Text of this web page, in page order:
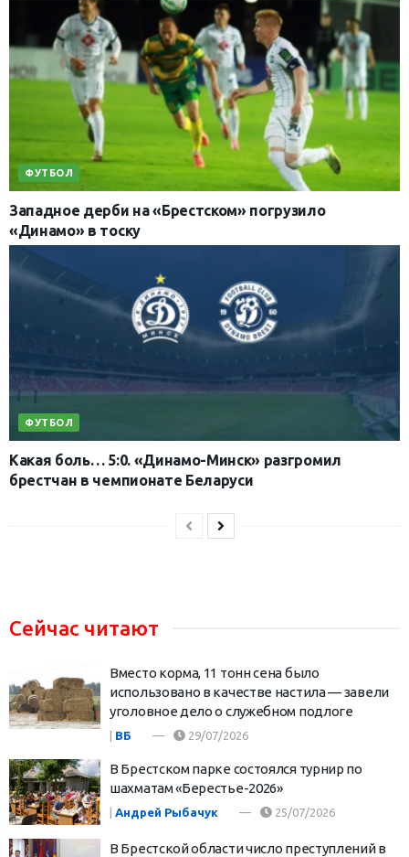
ФУТБОЛ
Западное дерби на «Брестском» погрузило
«Динамо» в тоску
ФУТБОЛ
Какая боль… 5:0. «Динамо-Минск» разгромил
брестчан в чемпионате Беларуси
Сейчас читают
Вместо корма, 11 тонн сена было
использовано в качестве настила — завели
уголовное дело о служебном подлоге
ВБ 29/07/2026
В Брестском парке состоялся турнир по
шахматам «Берестье-2026»
Андрей Рыбачук 25/07/2026
В Брестской области число преступлений в